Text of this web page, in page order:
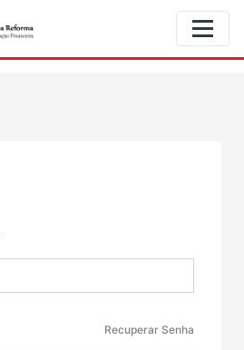
Recuperar Senha